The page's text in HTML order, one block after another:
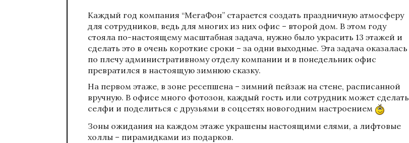
Каждый год компания “МегаФон” старается создать праздничную атмосферу
для сотрудников, ведь для многих из них офис – второй дом. В этом году
стояла по-настоящему масштабная задача, нужно было украсить 13 этажей и
сделать это в очень короткие сроки – за одни выходные. Эта задача оказалась
по плечу административному отделу компании и в понедельник офис
превратился в настоящую зимнюю сказку.
На первом этаже, в зоне ресепшена – зимний пейзаж на стене, расписанной
вручную. В офисе много фотозон, каждый гость или сотрудник может сделать
селфи и поделиться с друзьями в соцсетях новогодним настроением
Зоны ожидания на каждом этаже украшены настоящими елями, а лифтовые
холлы – пирамидками из подарков.